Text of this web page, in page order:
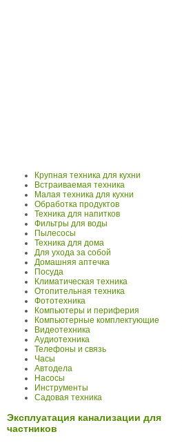
Крупная техника для кухни
Встраиваемая техника
Малая техника для кухни
Обработка продуктов
Техника для напитков
Фильтры для воды
Пылесосы
Техника для дома
Для ухода за собой
Домашняя аптечка
Посуда
Климатическая техника
Отопительная техника
Фототехника
Компьютеры и периферия
Компьютерные комплектующие
Видеотехника
Аудиотехника
Телефоны и связь
Часы
Автодела
Насосы
Инструменты
Садовая техника
Эксплуатация канализации для
частников